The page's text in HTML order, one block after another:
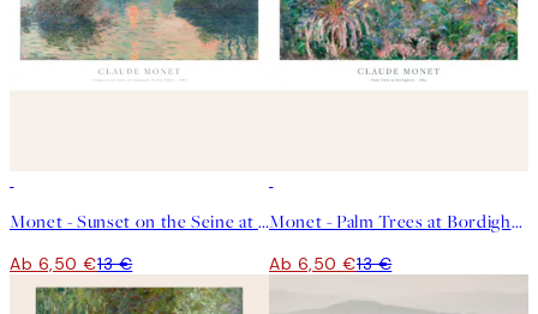
Monet - Sunset on the Seine at Lavacourt, Winter Effect Poster
Ab 6,50 €13 €
Monet - Palm Trees at Bordighera Poster
Ab 6,50 €13 €